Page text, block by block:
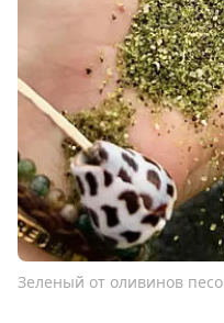
Зеленый от оливинов